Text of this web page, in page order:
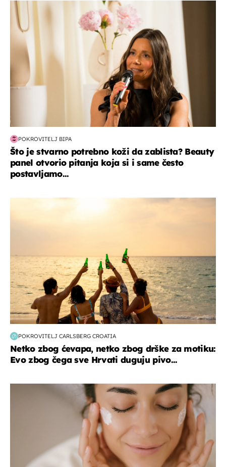
moda & ljepota
POKROVITELJ BIPA
Što je stvarno potrebno koži da zablista? Beauty
panel otvorio pitanja koja si i same često
postavljamo...
POKROVITELJ CARLSBERG CROATIA
Netko zbog ćevapa, netko zbog drške za motiku:
Evo zbog čega sve Hrvati duguju pivo...
moda & ljepota